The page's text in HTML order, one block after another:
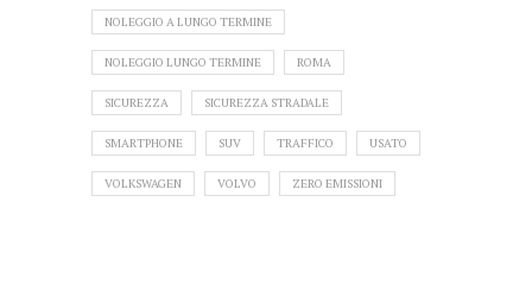
NOLEGGIO A LUNGO TERMINE
NOLEGGIO LUNGO TERMINE ROMA
SICUREZZA SICUREZZA STRADALE
SMARTPHONE SUV TRAFFICO USATO
VOLKSWAGEN VOLVO ZERO EMISSIONI